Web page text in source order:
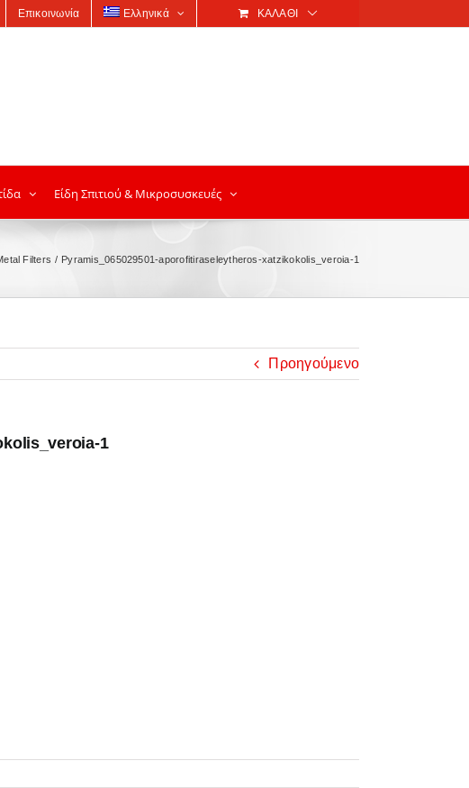
Επικοινωνία Ελληνικά ΚΑΛΆΘΙ
Είδη Σπιτιού & Μικροσυσκευές
Filters Pyramis_065029501-aporofitiraseleytheros-xatzikokolis_veroia-1
Προηγούμενο
1